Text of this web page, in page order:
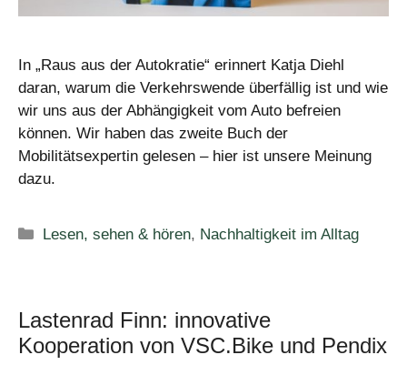
In „Raus aus der Autokratie“ erinnert Katja Diehl
daran, warum die Verkehrswende überfällig ist und wie
wir uns aus der Abhängigkeit vom Auto befreien
können. Wir haben das zweite Buch der
Mobilitätsexpertin gelesen – hier ist unsere Meinung
dazu.
Kategorien
Lesen, sehen & hören, Nachhaltigkeit im Alltag
Lastenrad Finn: innovative
Kooperation von VSC.Bike und Pendix